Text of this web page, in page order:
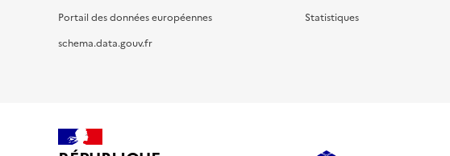
Portail des données européennes
schema.data.gouv.fr
Statistiques